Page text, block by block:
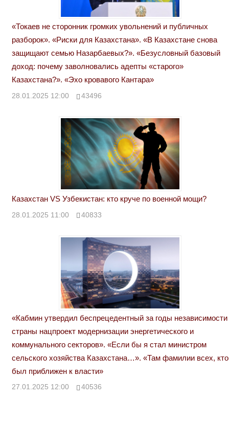
«Токаев не сторонник громких увольнений и публичных
разборок». «Риски для Казахстана». «В Казахстане снова
защищают семью Назарбаевых?». «Безусловный базовый
доход: почему заволновались адепты «старого»
Казахстана?». «Эхо кровавого Кантара»
28.01.2025 12:00 43496
Казахстан VS Узбекистан: кто круче по военной мощи?
28.01.2025 11:00 40833
«Кабмин утвердил беспрецедентный за годы независимости
страны нацпроект модернизации энергетического и
коммунального секторов». «Если бы я стал министром
сельского хозяйства Казахстана…». «Там фамилии всех, кто
был приближен к власти»
27.01.2025 12:00 40536